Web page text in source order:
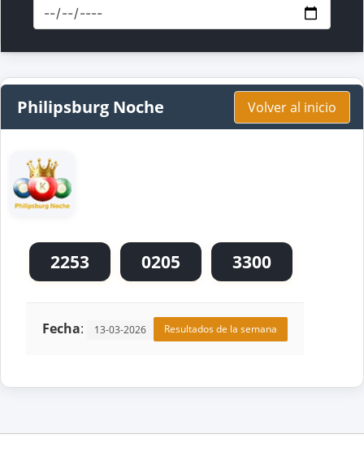
Philipsburg Noche Volver al inicio
2253 0205 3300
Fecha: 13-03-2026 Resultados de la semana